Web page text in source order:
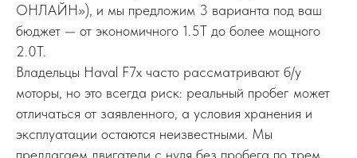
ОНЛАЙН»), и мы предложим 3 варианта под ваш
бюджет — от экономичного 1.5T до более мощного
2.0T.
Владельцы Haval F7x часто рассматривают б/у
моторы, но это всегда риск: реальный пробег может
отличаться от заявленного, а условия хранения и
эксплуатации остаются неизвестными. Мы
предлагаем двигатели с нуля без пробега по трем